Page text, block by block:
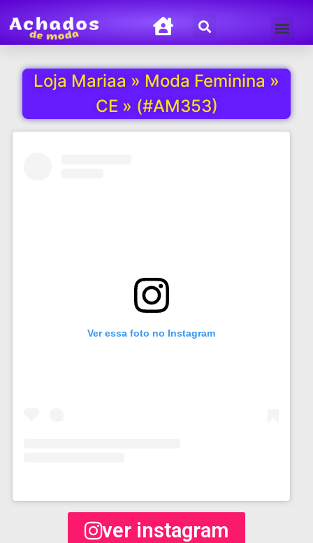
Loja Mariaa » Moda Feminina »
CE » (#AM353)
Ver essa foto no Instagram
ver instagram